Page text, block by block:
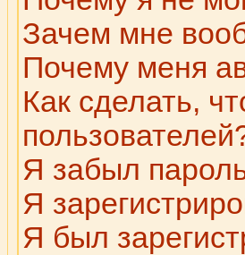
Зачем мне
Почему меня
Как сделать,
Я забыл
Я
Я был